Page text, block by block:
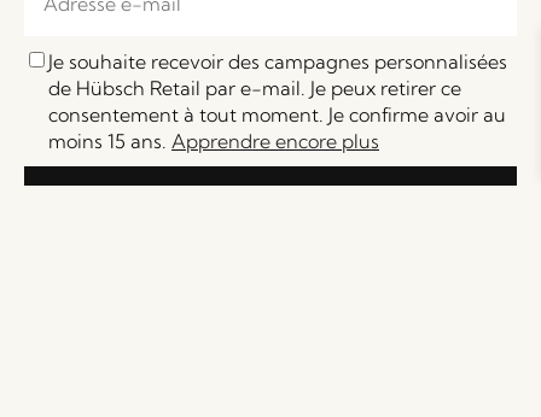
Je souhaite recevoir des campagnes personnalisées
de Hübsch Retail par e-mail. Je peux retirer ce
consentement à tout moment. Je confirme avoir au
moins 15 ans. Apprendre encore plus